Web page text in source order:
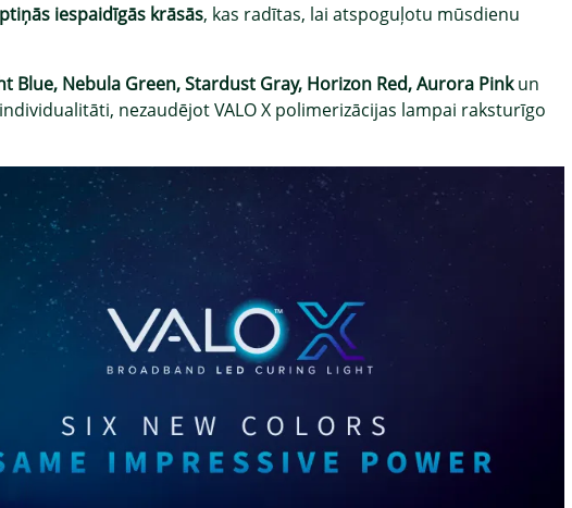
iespaidīgās krāsās, kas radītas, lai atspoguļotu mūsdienu
Blue, Nebula Green, Stardust Gray, Horizon Red, Aurora Pinkun
nezaudējot VALO X polimerizācijas lampai raksturīgo